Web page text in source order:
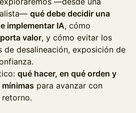
qué debe decidir una
implementar IA, cómo
valor, y cómo evitar los
de desalineación, exposición de
qué hacer, en qué orden y
para avanzar con